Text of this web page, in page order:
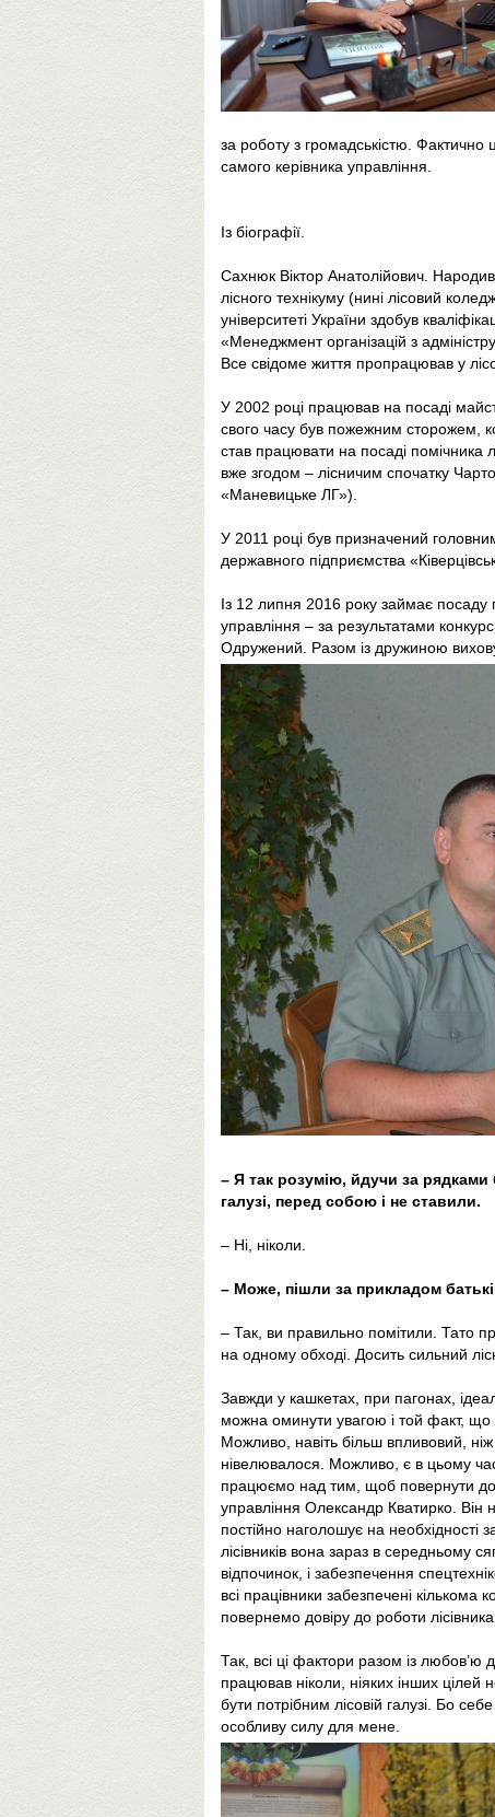
за роботу з громадськістю. Фактично
самого керівника управління.
Із біографії.
Сахнюк Віктор Анатолійович.
лісного технікуму (нині лісовий
університеті України здобув
«Менеджмент організацій з
Все свідоме життя пропрацював у
У 2002 році працював на посаді
свого часу був пожежним сторожем,
став працювати на посаді помічника
вже згодом – лісничим спочатку
«Маневицьке ЛГ»).
У 2011 році був призначений
державного підприємства
Із 12 липня 2016 року займає посаду
управління – за результатами
Одружений. Разом із дружиною
– Я так розумію, йдучи за рядками
галузі, перед собою і не ставили.
– Ні, ніколи.
– Може, пішли за прикладом
– Так, ви правильно помітили. Тато
на одному обході. Досить сильний
Завжди у кашкетах, при пагонах,
можна оминути увагою і той факт,
Можливо, навіть більш впливовий,
нівелювалося. Можливо, є в цьому
працюємо над тим, щоб повернути
управління Олександр Кватирко. Він
постійно наголошує на необхідності
лісівників вона зараз в середньому
відпочинок, і забезпечення
всі працівники забезпечені
повернемо довіру до роботи лісівника.
Так, всі ці фактори разом із лю­бов’ю
працював ніколи, ніяких інших
бути потрібним лісовій галузі. Бо
особливу силу для мене.